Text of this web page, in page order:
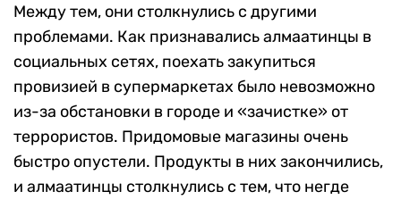
Между тем, они столкнулись с другими
проблемами. Как признавались алмаатинцы в
социальных сетях, поехать закупиться
провизией в супермаркетах было невозможно
из-за обстановки в городе и «зачистке» от
террористов. Придомовые магазины очень
быстро опустели. Продукты в них закончились,
и алмаатинцы столкнулись с тем, что негде